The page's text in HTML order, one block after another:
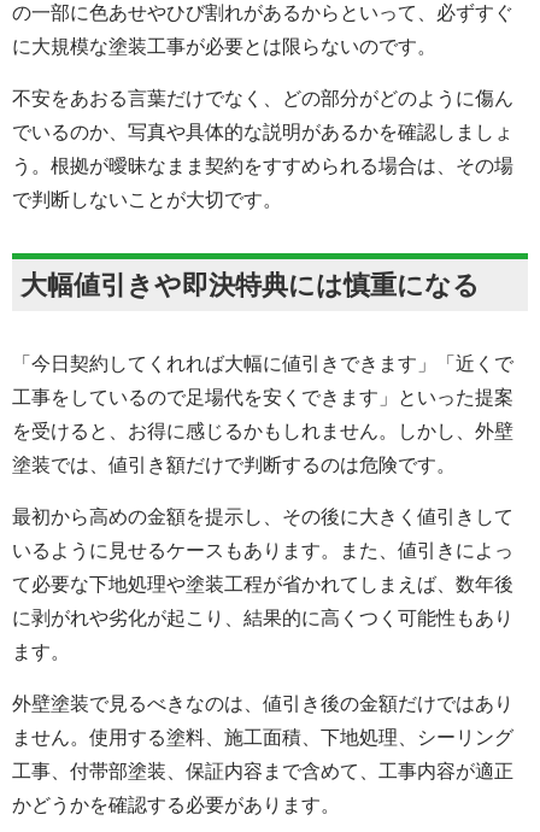
の一部に色あせやひび割れがあるからといって、必ずすぐ
に大規模な塗装工事が必要とは限らないのです。
不安をあおる言葉だけでなく、どの部分がどのように傷ん
でいるのか、写真や具体的な説明があるかを確認しましょ
う。根拠が曖昧なまま契約をすすめられる場合は、その場
で判断しないことが大切です。
大幅値引きや即決特典には慎重になる
「今日契約してくれれば大幅に値引きできます」「近くで
工事をしているので足場代を安くできます」といった提案
を受けると、お得に感じるかもしれません。しかし、外壁
塗装では、値引き額だけで判断するのは危険です。
最初から高めの金額を提示し、その後に大きく値引きして
いるように見せるケースもあります。また、値引きによっ
て必要な下地処理や塗装工程が省かれてしまえば、数年後
に剥がれや劣化が起こり、結果的に高くつく可能性もあり
ます。
外壁塗装で見るべきなのは、値引き後の金額だけではあり
ません。使用する塗料、施工面積、下地処理、シーリング
工事、付帯部塗装、保証内容まで含めて、工事内容が適正
かどうかを確認する必要があります。